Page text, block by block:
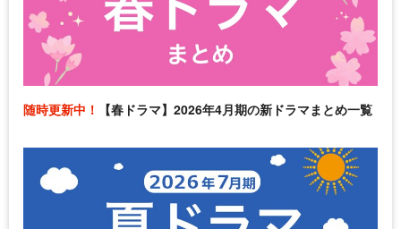
随時更新中！ 【春ドラマ】2026年4月期の新ドラマまとめ一覧